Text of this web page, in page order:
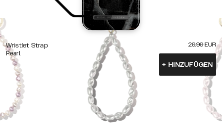
Wristlet Strap
Pearl
29.99 EUR
+ HINZUFÜGEN